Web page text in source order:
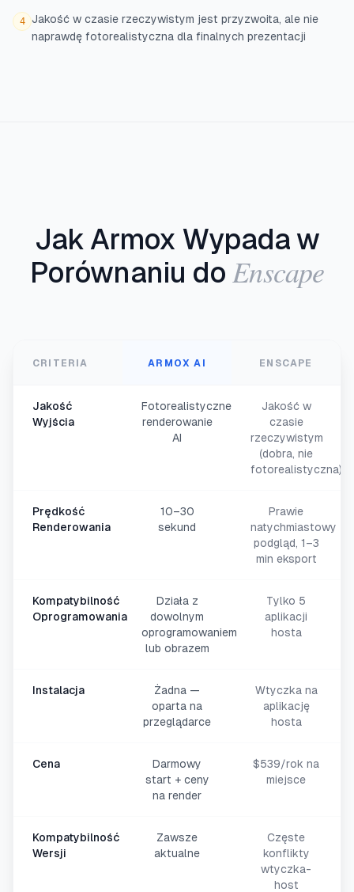
4
Jakość w czasie rzeczywistym jest przyzwoita, ale nie
naprawdę fotorealistyczna dla finalnych prezentacji
Jak Armox Wypada w
Porównaniu do Enscape
CRITERIA ARMOX AI ENSCAPE
Jakość
Wyjścia
Fotorealistyczne
renderowanie
AI
Jakość w
czasie
rzeczywistym
(dobra, nie
fotorealistyczna)
Prędkość
Renderowania
10–30
sekund
Prawie
natychmiastowy
podgląd, 1–3
min eksport
Kompatybilność
Oprogramowania
Działa z
dowolnym
oprogramowaniem
lub obrazem
Tylko 5
aplikacji
hosta
Instalacja
Żadna —
oparta na
przeglądarce
Wtyczka na
aplikację
hosta
Cena
Darmowy
start + ceny
na render
$539/rok na
miejsce
Kompatybilność
Wersji
Zawsze
aktualne
Częste
konflikty
wtyczka-
host